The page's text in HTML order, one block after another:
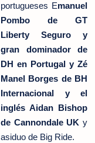
portugueses Emanuel
Pombo de GT
Liberty Seguro y
gran dominador de
DH en Portugal y Zé
Manel Borges de BH
Internacional y el
inglés Aidan Bishop
de Cannondale UK y
asiduo de Big Ride.